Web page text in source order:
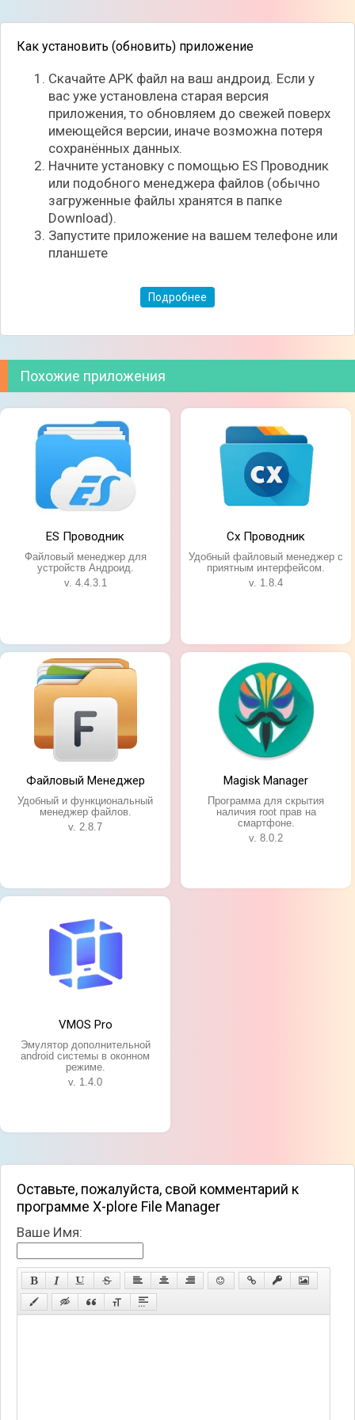
Интерфейс создан в древовидным образом, где
удобно расположены все файлы, папки и диски.
Присутствует встроенный поисковик по названию и
указывается вся текущая информация о состоянии
устройства. К тому же, менеджер не занимает на
сказывается на скорости работы программы!
Особенности приложения:
Большой набор стандартных функций;
Встроенный просмотрщик изображений и
текстовых файлов;
Возможность создавать и открывать архивы;
Удобный интерфейс в виде древа;
Синхронизация с облачными хранилищами.
Как установить (обновить) приложение
Скачайте APK файл на ваш андроид. Если у
вас уже установлена старая версия
приложения, то обновляем до свежей поверх
имеющейся версии, иначе возможна потеря
сохранённых данных.
Начните установку с помощью ES Проводник
или подобного менеджера файлов (обычно
загруженные файлы хранятся в папке
Download).
Запустите приложение на вашем телефоне или
планшете
Подробнее
Похожие приложения
ES Проводник
Файловый менеджер для
устройств Андроид.
v. 4.4.3.1
Cx Проводник
Удобный файловый менеджер с
приятным интерфейсом.
v. 1.8.4
Файловый Менеджер
Удобный и функциональный
менеджер файлов.
v. 2.8.7
Magisk Manager
Программа для скрытия
наличия root прав на
смартфоне.
v. 8.0.2
VMOS Pro
Эмулятор дополнительной
android системы в оконном
режиме.
v. 1.4.0
Оставьте, пожалуйста, свой комментарий к
программе X-plore File Manager
Ваше Имя: